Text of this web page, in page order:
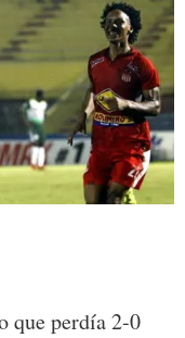
que perdía 2-0